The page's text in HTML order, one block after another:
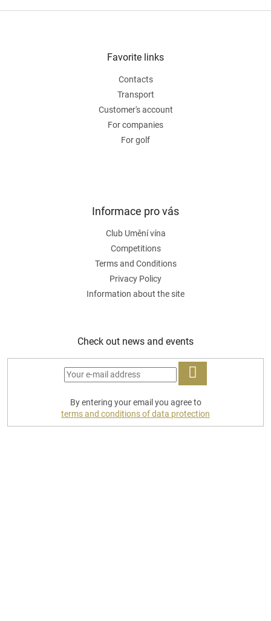
Favorite links
Contacts
Transport
Customer's account
For companies
For golf
Informace pro vás
Club Umění vína
Competitions
Terms and Conditions
Privacy Policy
Information about the site
Check out news and events
LOG
IN
By entering your email you agree to
terms and conditions of data protection